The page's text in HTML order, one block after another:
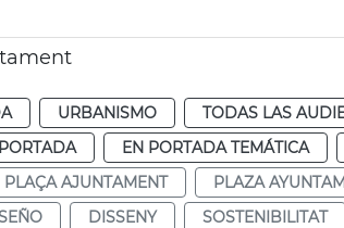
URBANISMO
TODAS LAS
EN PORTADA TEMÁTICA
PLAÇA AJUNTAMENT
PLAZA
DISSENY SOSTENIBILITAT